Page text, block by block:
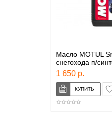
Масло MOTUL
снегохода п/
1 650 р.